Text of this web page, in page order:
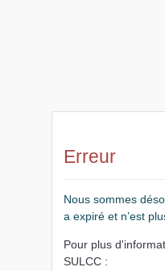
Erreur
Nous sommes
a expiré et n’est
Pour plus
SULCC :